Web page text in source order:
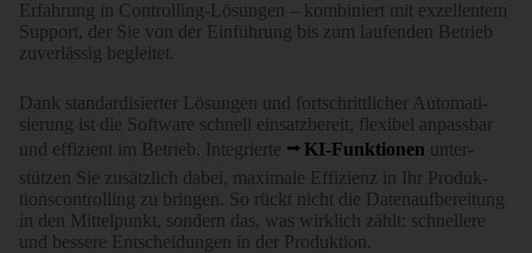
Erfahrung in Controlling-Lösungen – kombiniert mit exzell­entem
Support, der Sie von der Ein­führung bis zum laufenden Betrieb
zuver­lässig begleitet.
Dank standardi­sierter Lösungen und fort­schritt­licher Auto­ma­ti­
sierung ist die Software schnell einsatz­bereit, flexibel anpassbar
und effizient im Betrieb. Integrierte
KI-Funktionen unter­
stützen Sie zusätz­lich dabei, maximale Effizienz in Ihr Produk­
tions­controlling zu bringen. So rückt nicht die Daten­auf­be­reitung
in den Mittel­punkt, sondern das, was wirklich zählt: schnellere
und bessere Ent­schei­dungen in der Produktion.